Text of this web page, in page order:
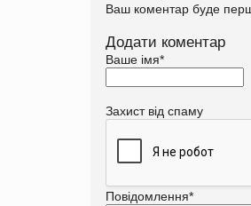
Ваш коментар буде
Додати коментар
Ваше імя*
Захист від спаму
Повідомлення*